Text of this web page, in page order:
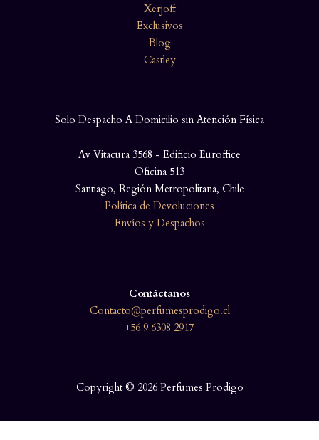
Xerjoff
Exclusivos
Blog
Castley
Solo Despacho A Domicilio sin Atención Física
Av Vitacura 3568 - Edificio Euroffice
Oficina 513
Santiago, Región Metropolitana, Chile
Política de Devoluciones
Envíos y Despachos
Contáctanos
Contacto@perfumesprodigo.cl
+56 9 6308 2917
Copyright © 2026 Perfumes Prodigo